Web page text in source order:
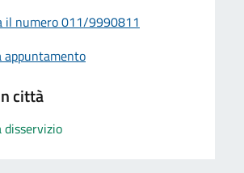
il numero 011/9990811
appuntamento
città
disservizio